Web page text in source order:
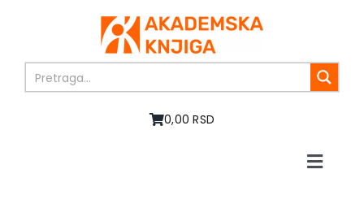
0,00 RSD
Toggle